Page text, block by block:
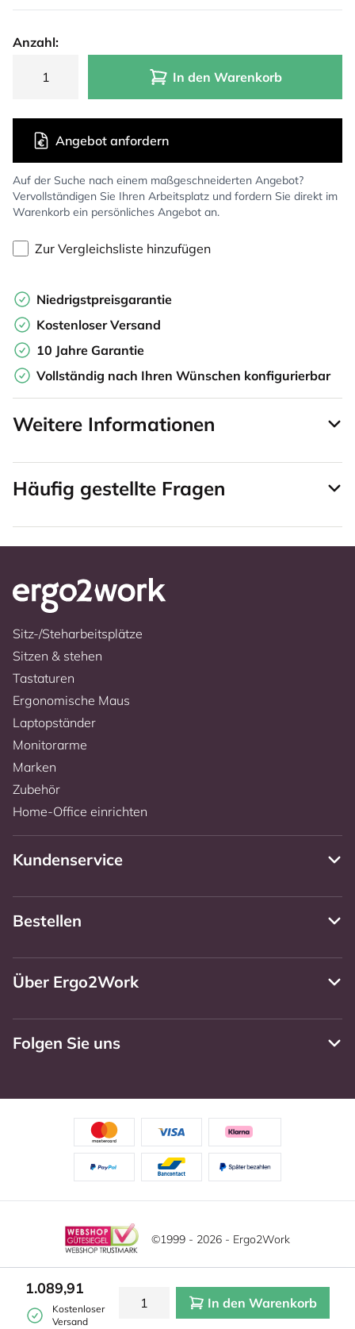
Anzahl:
In den Warenkorb
Auf der Suche nach einem maßgeschneiderten Angebot?
Vervollständigen Sie Ihren Arbeitsplatz und fordern Sie direkt im
Warenkorb ein persönliches Angebot an.
Angebot anfordern
Zur Vergleichsliste hinzufügen
Niedrigstpreisgarantie
Kostenloser Versand
10 Jahre Garantie
Vollständig nach Ihren Wünschen konfigurierbar
1.089,91
Kostenloser
Versand
In den Warenkorb
Weitere Informationen
Häufig gestellte Fragen
Sitz-/Steharbeitsplätze
Sitzen & stehen
Tastaturen
Ergonomische Maus
Laptopständer
Monitorarme
Marken
Zubehör
Home-Office einrichten
Kundenservice
Bestellen
Über Ergo2Work
Folgen Sie uns
©1999 - 2026 - Ergo2Work
Haftungsausschluss
Allgemeine Geschäftsbedingungen
Cookie-Einstellungen
Diese Website verwendet Cookies. Lesen Sie unsere
Datenschutzerklärung für weitere Informationen.Mehr
|Verstecken